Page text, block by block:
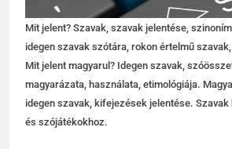
Mit jelent? Szavak, szavak jelentése,
idegen szavak szótára, rokon értelmű
Mit jelent magyarul? Idegen szavak,
magyarázata, használata, etimológiája.
idegen szavak, kifejezések jelentése.
és szójátékokhoz.